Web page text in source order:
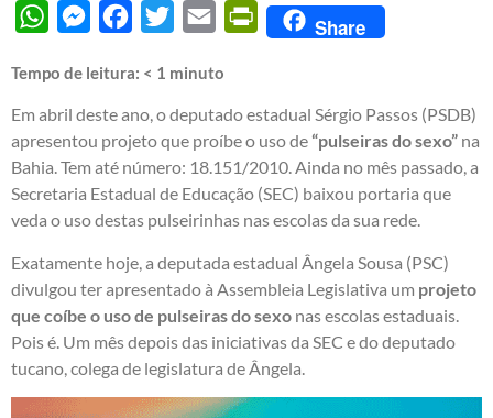
WhatsAppMessengerFacebook
Twitter Email PrintFriendly
Share
Tempo de leitura: < 1 minuto
Em abril deste ano, o deputado estadual Sérgio Passos (PSDB)
apresentou projeto que proíbe o uso de“pulseiras do sexo” na
Bahia. Tem até número: 18.151/2010. Ainda no mês passado, a
Secretaria Estadual de Educação (SEC) baixou portaria que
veda o uso destas pulseirinhas nas escolas da sua rede.
Exatamente hoje, a deputada estadual Ângela Sousa (PSC)
divulgou ter apresentado à Assembleia Legislativa um projeto
que coíbe o uso de pulseiras do sexo nas escolas estaduais.
Pois é. Um mês depois das iniciativas da SEC e do deputado
tucano, colega de legislatura de Ângela.